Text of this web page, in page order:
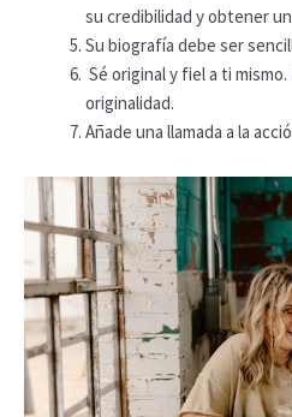
su credibilidad y obtener
Su biografía debe ser
Sé original y fiel a ti
originalidad.
Añade una llamada a la